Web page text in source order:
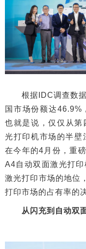
根据IDC调查数据
国市场份额达46.9%
也就是说，仅仅从第
光打印机市场的半壁
在今年的4月份，重
A4自动双面激光打
激光打印市场的地位
打印市场的占有率的
从闪充到自动双面